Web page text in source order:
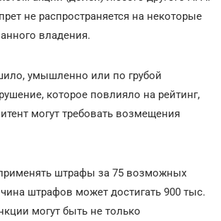
не распространяется на некоторые
владения.
умышленно или по грубой
которое повлияло на рейтинг,
могут требовать возмещения
штрафы за 75 возможных
штрафов может достигать 900 тыс.
могут быть не только